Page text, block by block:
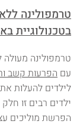
טרמפולינה
בטכנולוגיית
טרמפולינה מעולה
עם הפרעות קשב
לילדים להעלות
ילדים רבים זו
הפרשת מוליכים